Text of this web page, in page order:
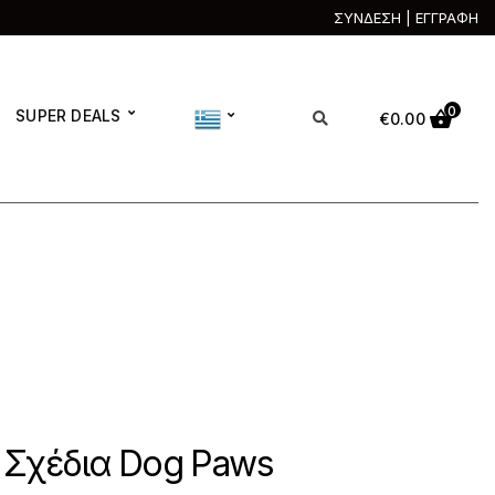
ΣΥΝΔΕΣΗ | ΕΓΓΡΑΦΗ
SUPER DEALS €0.00 0
Dog Paws